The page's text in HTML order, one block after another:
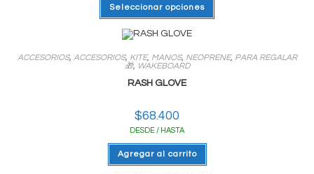
Seleccionar opciones
tiene
opciones
ACCESORIOS, ACCESORIOS, KITE, MANOS, NEOPRENE, PARA REGALAR
🎁, WAKEBOARD
RASH GLOVE
$68.400
DESDE / HASTA
Agregar al carrito